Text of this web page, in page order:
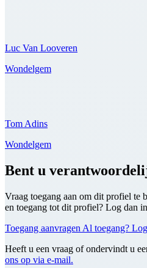
Luc Van Looveren
Wondelgem
Tom Adins
Wondelgem
Bent u
Vraag toegang aan om dit profiel te
en toegang tot dit profiel? Log dan
Toegang aanvragen Al toegang?
Heeft u een vraag of ondervindt u
ons op via e-mail.